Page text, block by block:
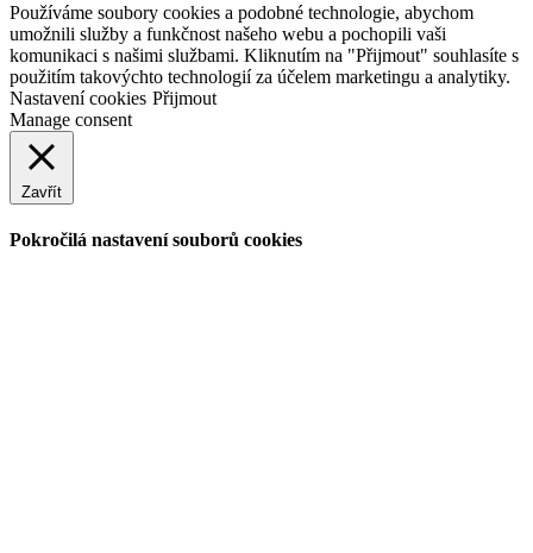
Používáme soubory cookies a podobné technologie, abychom
umožnili služby a funkčnost našeho webu a pochopili vaši
komunikaci s našimi službami. Kliknutím na "Přijmout" souhlasíte s
použitím takovýchto technologií za účelem marketingu a analytiky.
Nastavení cookies Přijmout
Manage consent
Zavřít
Pokročilá nastavení souborů cookies